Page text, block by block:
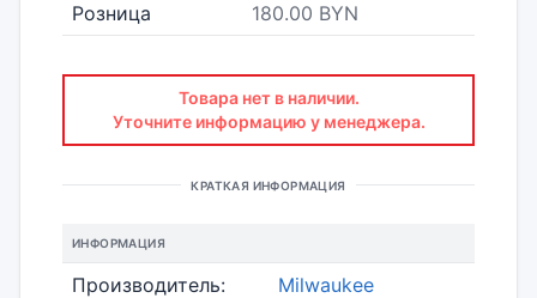
Розница 180.00 BYN
Товара нет в наличии.
Уточните информацию у менеджера.
КРАТКАЯ ИНФОРМАЦИЯ
ИНФОРМАЦИЯ
Производитель:
Milwaukee